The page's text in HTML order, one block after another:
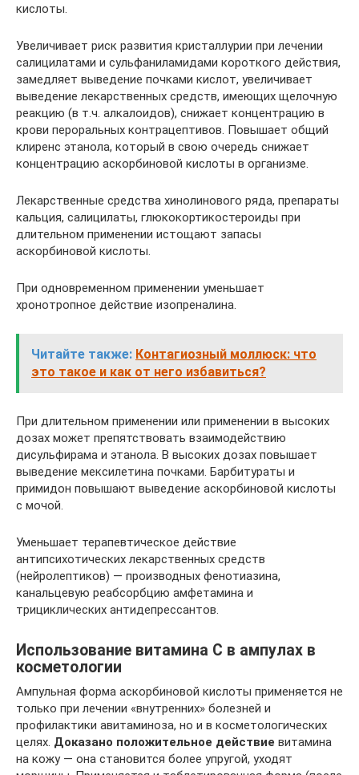
кислоты.
Увеличивает риск развития кристаллурии при лечении
салицилатами и сульфаниламидами короткого действия,
замедляет выведение почками кислот, увеличивает
выведение лекарственных средств, имеющих щелочную
реакцию (в т.ч. алкалоидов), снижает концентрацию в
крови пероральных контрацептивов. Повышает общий
клиренс этанола, который в свою очередь снижает
концентрацию аскорбиновой кислоты в организме.
Лекарственные средства хинолинового ряда, препараты
кальция, салицилаты, глюкокортикостероиды при
длительном применении истощают запасы
аскорбиновой кислоты.
При одновременном применении уменьшает
хронотропное действие изопреналина.
Читайте также: Контагиозный моллюск: что
это такое и как от него избавиться?
При длительном применении или применении в высоких
дозах может препятствовать взаимодействию
дисульфирама и этанола. В высоких дозах повышает
выведение мексилетина почками. Барбитураты и
примидон повышают выведение аскорбиновой кислоты
с мочой.
Уменьшает терапевтическое действие
антипсихотических лекарственных средств
(нейролептиков) — производных фенотиазина,
канальцевую реабсорбцию амфетамина и
трициклических антидепрессантов.
Использование витамина С в ампулах в
косметологии
Ампульная форма аскорбиновой кислоты применяется не
только при лечении «внутренних» болезней и
профилактики авитаминоза, но и в косметологических
целях. Доказано положительное действие витамина
на кожу — она становится более упругой, уходят